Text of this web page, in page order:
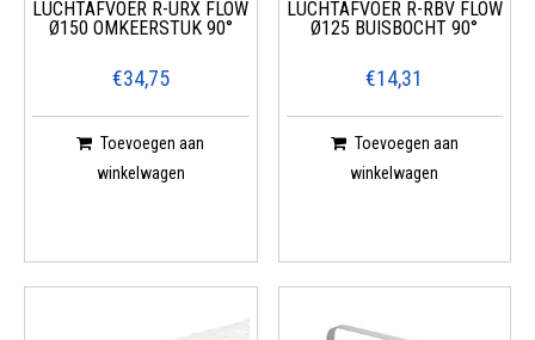
LUCHTAFVOER R-URX FLOW
Ø150 OMKEERSTUK 90°
€34,75
Toevoegen aan
winkelwagen
LUCHTAFVOER R-RBV FLOW
Ø125 BUISBOCHT 90°
€14,31
Toevoegen aan
winkelwagen